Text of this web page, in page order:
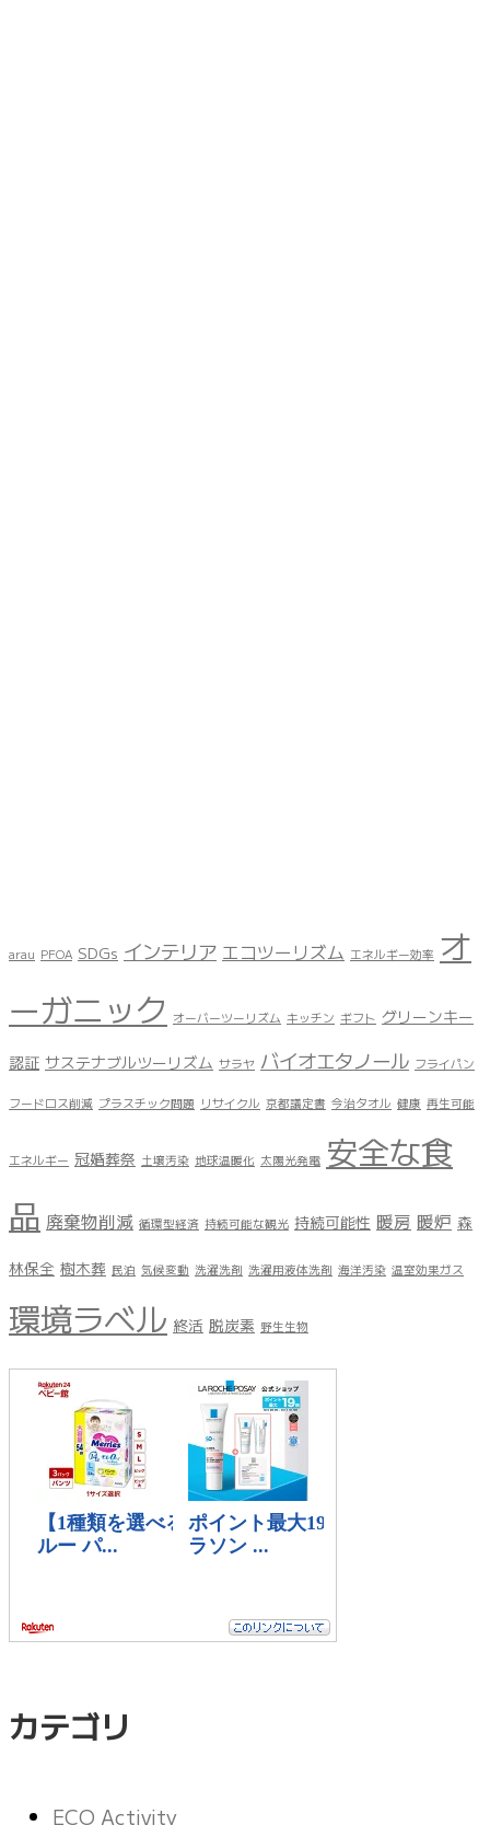
arau PFOA SDGs インテリア エコツーリズム エネルギー効率 オ
ーガニック オーバーツーリズム キッチン ギフト グリーンキー
認証 サステナブルツーリズム サラヤ バイオエタノール フライパン
フードロス削減 プラスチック問題 リサイクル 京都議定書 今治タオル 健康 再生可能
エネルギー 冠婚葬祭 土壌汚染 地球温暖化 太陽光発電 安全な食
品 廃棄物削減 循環型経済 持続可能な観光 持続可能性 暖房 暖炉 森
林保全 樹木葬 民泊 気候変動 洗濯洗剤 洗濯用液体洗剤 海洋汚染 温室効果ガス
環境ラベル 終活 脱炭素 野生生物
カテゴリ
ECO Activity